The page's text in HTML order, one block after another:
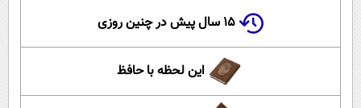
۱۵ سال پیش در چنین روزی
این لحظه با حافظ